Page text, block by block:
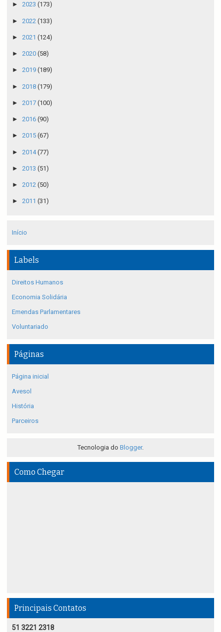
► 2023 (173)
► 2022 (133)
► 2021 (124)
► 2020 (58)
► 2019 (189)
► 2018 (179)
► 2017 (100)
► 2016 (90)
► 2015 (67)
► 2014(77)
► 2013 (51)
► 2012 (50)
► 2011 (31)
Início
Labels
Direitos Humanos
Economia Solidária
Emendas Parlamentares
Voluntariado
Páginas
Página inicial
Avesol
História
Parceiros
Tecnologia do Blogger.
Como Chegar
Principais Contatos
51 3221 2318